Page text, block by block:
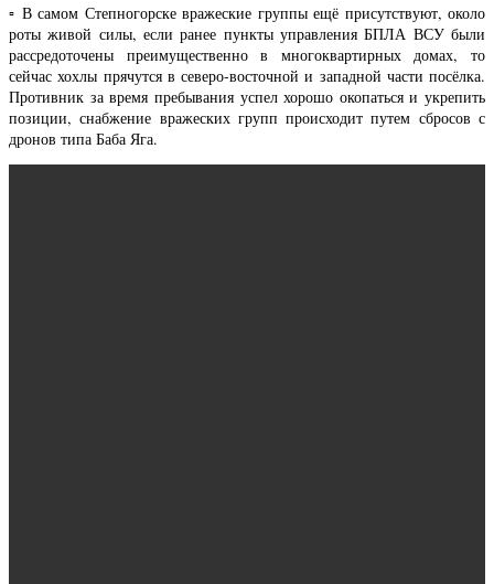
▫️ В самом Степногорске вражеские группы ещё присутствуют, около
роты живой силы, если ранее пункты управления БПЛА ВСУ были
рассредоточены преимущественно в многоквартирных домах, то
сейчас хохлы прячутся в северо-восточной и западной части посёлка.
Противник за время пребывания успел хорошо окопаться и укрепить
позиции, снабжение вражеских групп происходит путем сбросов с
дронов типа Баба Яга.